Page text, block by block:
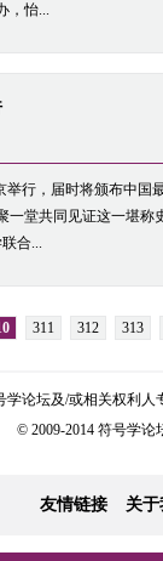
，怡...
行，届时将颁布中国
堂共同见证这一堪称
合...
311 312 313
学论坛及/或相关权利
© 2009-2014 符号学论
友情链接 关于